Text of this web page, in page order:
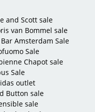
comfortabel. Het zijn geen Killer
met zijn collectie een bredere
,witte
sale, het grootste assortiment
scherpe prijzen!
in onze schoenen outlet
and Scott sale
van Bommel sale
Bar Amsterdam Sale
Sale
Chapot sale
Sale
outlet
Button sale
sale